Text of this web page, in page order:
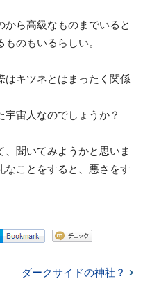
ら高級なものまでいると
のもいるらしい。
はキツネとはまったく関係
宙人なのでしょうか？
聞いてみようかと思いま
ことをすると、悪さをす
ダークサイドの神社？